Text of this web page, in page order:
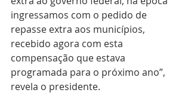
ingressamos com o pedido de
repasse extra aos municípios,
recebido agora com esta
compensação que estava
programada para o próximo ano”,
revela o presidente.